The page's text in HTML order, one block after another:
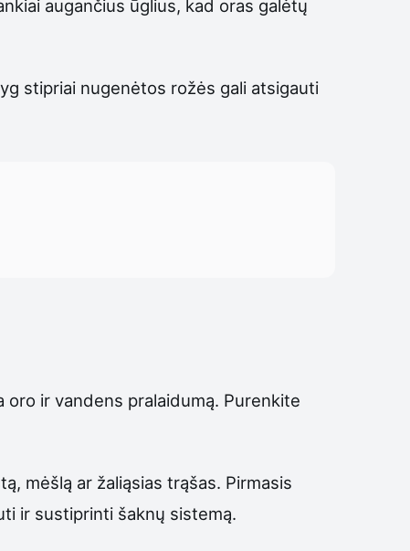
augančius ūglius, kad oras galėtų
stipriai nugenėtos rožės gali atsigauti
oro ir vandens pralaidumą. Purenkite
mėšlą ar žaliąsias trąšas. Pirmasis
ir sustiprinti šaknų sistemą.